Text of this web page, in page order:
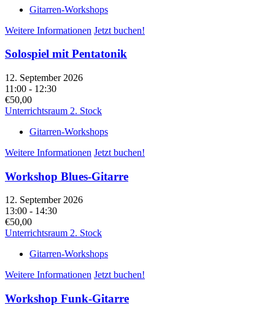
Gitarren-Workshops
Weitere Informationen Jetzt buchen!
Solospiel mit Pentatonik
12. September 2026
11:00 - 12:30
€50,00
Unterrichtsraum 2. Stock
Gitarren-Workshops
Weitere Informationen Jetzt buchen!
Workshop Blues-Gitarre
12. September 2026
13:00 - 14:30
€50,00
Unterrichtsraum 2. Stock
Gitarren-Workshops
Weitere Informationen Jetzt buchen!
Workshop Funk-Gitarre